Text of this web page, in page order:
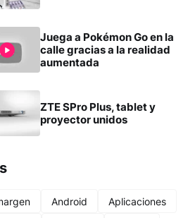
Juega a Pokémon Go en la
calle gracias a la realidad
aumentada
ZTE SPro Plus, tablet y
proyector unidos
Android
Aplicaciones